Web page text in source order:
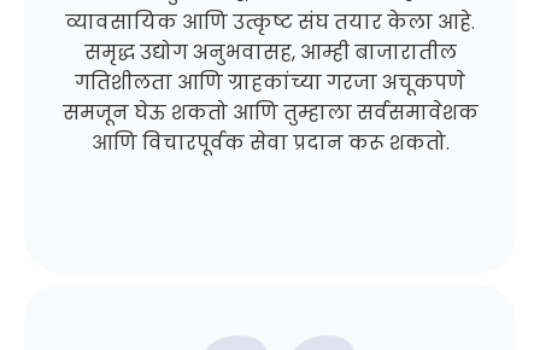
व्यावसायिक आणि उत्कृष्ट संघ तयार केला आहे.
समृद्ध उद्योग अनुभवासह, आम्ही बाजारातील
गतिशीलता आणि ग्राहकांच्या गरजा अचूकपणे
समजून घेऊ शकतो आणि तुम्हाला सर्वसमावेशक
आणि विचारपूर्वक सेवा प्रदान करू शकतो.